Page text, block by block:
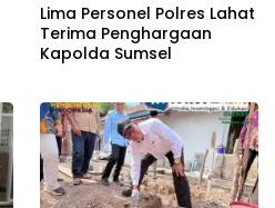
Lima Personel Polres Lahat
Terima Penghargaan
Kapolda Sumsel